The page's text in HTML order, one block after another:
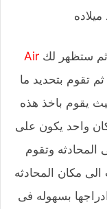
ثم ستظهر لك Air
ثم تقوم بتحديد ما
يقوم باخذ هذه
واحد يكون على
وتقوم
مكان المحادثه
بسهوله فى